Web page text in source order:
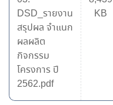
DSD_รายงาน
สรุปผล จำแนก
ผลผลิต
กิจกรรม
โครงการ ปี
2562.pdf
KB